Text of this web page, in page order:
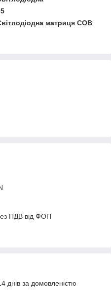
матриця COB
ПДВ від ФОП
днів за домовленістю